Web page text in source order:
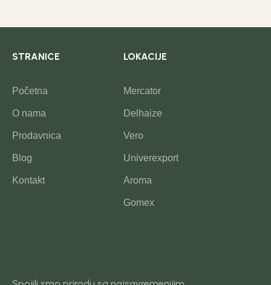
STRANICE
Početna
O nama
Prodavnica
Blog
Kontakt
LOKACIJE
Mercator
Delhaize
Vero
Univerexport
Aroma
Gomex